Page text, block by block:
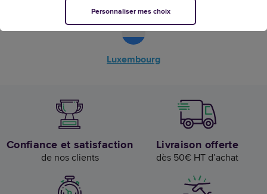
Français Français
Luxembourg
Confiance et satisfaction
de nos clients
Livraison offerte
dès 50€ HT d’achat
Personnaliser mes choix